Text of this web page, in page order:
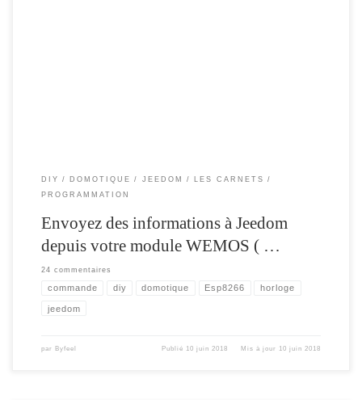
DIY DOMOTIQUE JEEDOM
LES CARNETS
PROGRAMMATION
Envoyez des informations à Jeedom
depuis votre module WEMOS ( …
24 commentaires
commande diy domotique Esp8266 horloge
jeedom
par Byfeel Publié 10 juin 2018 Mis à jour 10 juin 2018